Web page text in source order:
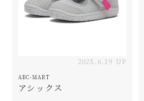
2025.6.19 UP
ABC-MART
アシックス